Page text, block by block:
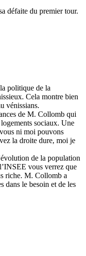
défaite du premier tour.
politique de la
Cela montre bien
vénissians.
de M. Collomb qui
sociaux. Une
ni moi pouvons
la droite dure, moi je
de la population
vous verrez que
riche. M. Collomb a
dans le besoin et de les